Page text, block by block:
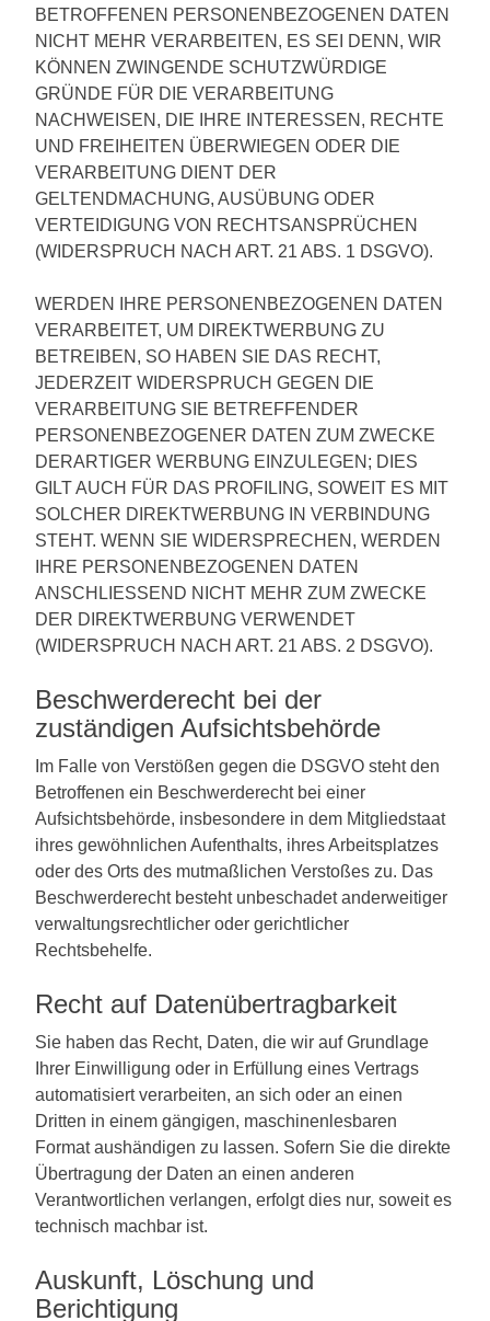
BETROFFENEN PERSONENBEZOGENEN DATEN
NICHT MEHR VERARBEITEN, ES SEI DENN, WIR
KÖNNEN ZWINGENDE SCHUTZWÜRDIGE
GRÜNDE FÜR DIE VERARBEITUNG
NACHWEISEN, DIE IHRE INTERESSEN, RECHTE
UND FREIHEITEN ÜBERWIEGEN ODER DIE
VERARBEITUNG DIENT DER
GELTENDMACHUNG, AUSÜBUNG ODER
VERTEIDIGUNG VON RECHTSANSPRÜCHEN
(WIDERSPRUCH NACH ART. 21 ABS. 1 DSGVO).
WERDEN IHRE PERSONENBEZOGENEN DATEN
VERARBEITET, UM DIREKTWERBUNG ZU
BETREIBEN, SO HABEN SIE DAS RECHT,
JEDERZEIT WIDERSPRUCH GEGEN DIE
VERARBEITUNG SIE BETREFFENDER
PERSONENBEZOGENER DATEN ZUM ZWECKE
DERARTIGER WERBUNG EINZULEGEN; DIES
GILT AUCH FÜR DAS PROFILING, SOWEIT ES MIT
SOLCHER DIREKTWERBUNG IN VERBINDUNG
STEHT. WENN SIE WIDERSPRECHEN, WERDEN
IHRE PERSONENBEZOGENEN DATEN
ANSCHLIESSEND NICHT MEHR ZUM ZWECKE
DER DIREKTWERBUNG VERWENDET
(WIDERSPRUCH NACH ART. 21 ABS. 2 DSGVO).
Beschwerde­recht bei der
zuständigen Aufsichts­behörde
Im Falle von Verstößen gegen die DSGVO steht den
Betroffenen ein Beschwerderecht bei einer
Aufsichtsbehörde, insbesondere in dem Mitgliedstaat
ihres gewöhnlichen Aufenthalts, ihres Arbeitsplatzes
oder des Orts des mutmaßlichen Verstoßes zu. Das
Beschwerderecht besteht unbeschadet anderweitiger
verwaltungsrechtlicher oder gerichtlicher
Rechtsbehelfe.
Recht auf Daten­übertrag­barkeit
Sie haben das Recht, Daten, die wir auf Grundlage
Ihrer Einwilligung oder in Erfüllung eines Vertrags
automatisiert verarbeiten, an sich oder an einen
Dritten in einem gängigen, maschinenlesbaren
Format aushändigen zu lassen. Sofern Sie die direkte
Übertragung der Daten an einen anderen
Verantwortlichen verlangen, erfolgt dies nur, soweit es
technisch machbar ist.
Auskunft, Löschung und
Berichtigung